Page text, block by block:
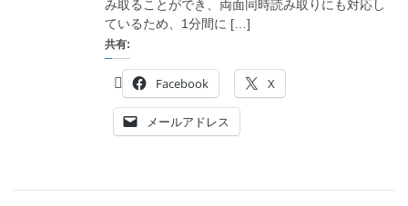
み取ることができ、両面同時読み取りにも対応し
ているため、1分間に […]
共有:
Facebook X
メールアドレス